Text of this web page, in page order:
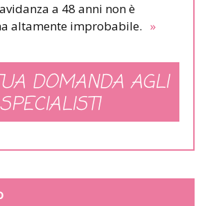
a 48 anni non è
altamente improbabile. »
DOMANDA AGLI
SPECIALISTI